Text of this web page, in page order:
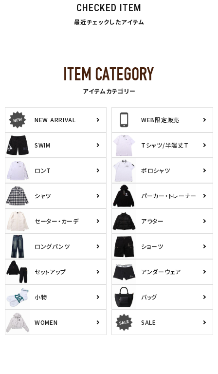
CHECKED ITEM
最近チェックしたアイテム
アイテムカテゴリー
NEW ARRIVAL WEB限定販売
SWIM Tシャツ/半端丈T
ロンT ポロシャツ
シャツ パーカー・トレーナー
セーター・カーデ アウター
ロングパンツ ショーツ
セットアップ アンダーウェア
小物 バッグ
WOMEN SALE